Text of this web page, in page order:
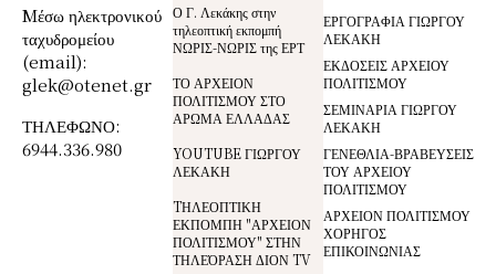
Mέσω ηλεκτρονικού
ταχυδρομείου
(email):
glek@otenet.gr
ΤΗΛΕΦΩΝΟ:
6944.336.980
Ο Γ. Λεκάκης στην
τηλεοπτική εκπομπή
ΝΩΡΙΣ-ΝΩΡΙΣ της ΕΡΤ
ΤΟ ΑΡΧΕΙΟΝ
ΠΟΛΙΤΙΣΜΟΥ ΣΤΟ
ΑΡΩΜΑ ΕΛΛΑΔΑΣ
YOUTUBE ΓΙΩΡΓΟΥ
ΛΕΚΑΚΗ
TΗΛΕΟΠΤΙΚΗ
ΕΚΠΟΜΠΗ "ΑΡΧΕΙΟΝ
ΠΟΛΙΤΙΣΜΟΥ" ΣΤΗΝ
ΤΗΛΕΌΡΑΣΗ ΔΙΟΝ TV
ΕΡΓΟΓΡΑΦΙΑ ΓΙΩΡΓΟΥ
ΛΕΚΑΚΗ
ΕΚΔΟΣΕΙΣ ΑΡΧΕΙΟΥ
ΠΟΛΙΤΙΣΜΟΥ
ΣΕΜΙΝΑΡΙΑ ΓΙΩΡΓΟΥ
ΛΕΚΑΚΗ
ΓΕΝΕΘΛΙΑ-ΒΡΑΒΕΥΣΕΙΣ
ΤΟΥ ΑΡΧΕΙΟΥ
ΠΟΛΙΤΙΣΜΟΥ
ΑΡΧΕΙΟΝ ΠΟΛΙΤΙΣΜΟΥ
ΧΟΡΗΓΟΣ
ΕΠΙΚΟΙΝΩΝΙΑΣ